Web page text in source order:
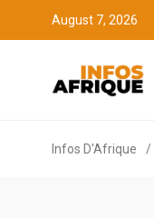
August 7, 2026
Infos D'Afrique /